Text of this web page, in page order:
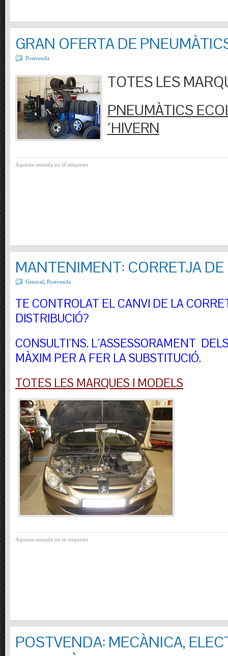
GRAN OFERTA DE
Postvenda
TOTES LES
PNEUMÀTICS
´HIVERN
Aquesta entrada no té etiquetes
MANTENIMENT: CORRETJA
General Postvenda
TE CONTROLAT EL CANVI DE LA
DISTRIBUCIÓ?
CONSULTI´NS. L´ASSESSORAMENT
MÀXIM PER A FER LA SUBSTITUCIÓ.
TOTES LES MARQUES I MODELS
Aquesta entrada no té etiquetes
POSTVENDA: MECÀNICA,